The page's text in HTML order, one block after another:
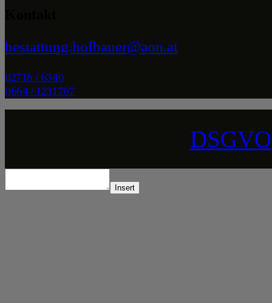
bestattung.hofbauer@aon.at
02716 / 6340
0664 / 1231707
DSGVO
Insert